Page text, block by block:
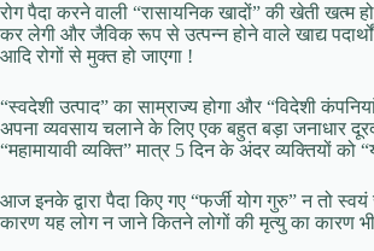
रोग पैदा करने वाली “रासायनिक खादों” की खेती खत्म
कर लेगी और जैविक रूप से उत्पन्न होने वाले खाद्य
आदि रोगों से मुक्त हो जाएगा !
“स्वदेशी उत्पाद” का साम्राज्य होगा और “विदेशी
अपना व्यवसाय चलाने के लिए एक बहुत बड़ा जनाधार
“महामायावी व्यक्ति” मात्र 5 दिन के अंदर व्यक्तियों
आज इनके द्वारा पैदा किए गए “फर्जी योग गुरु” न तो
कारण यह लोग न जाने कितने लोगों की मृत्यु का कारण